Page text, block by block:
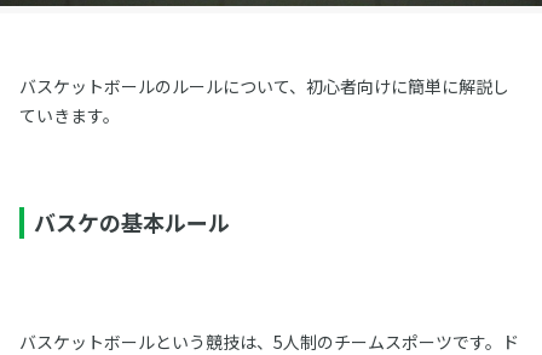
バスケットボールのルールについて、初心者向けに簡単に解説し
ていきます。
バスケの基本ルール
バスケットボールという競技は、5人制のチームスポーツです。ド